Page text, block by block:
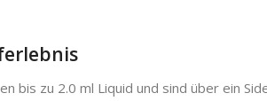
bis zu 2.0 ml Liquid und sind über ein